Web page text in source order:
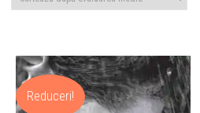
Reduceri!